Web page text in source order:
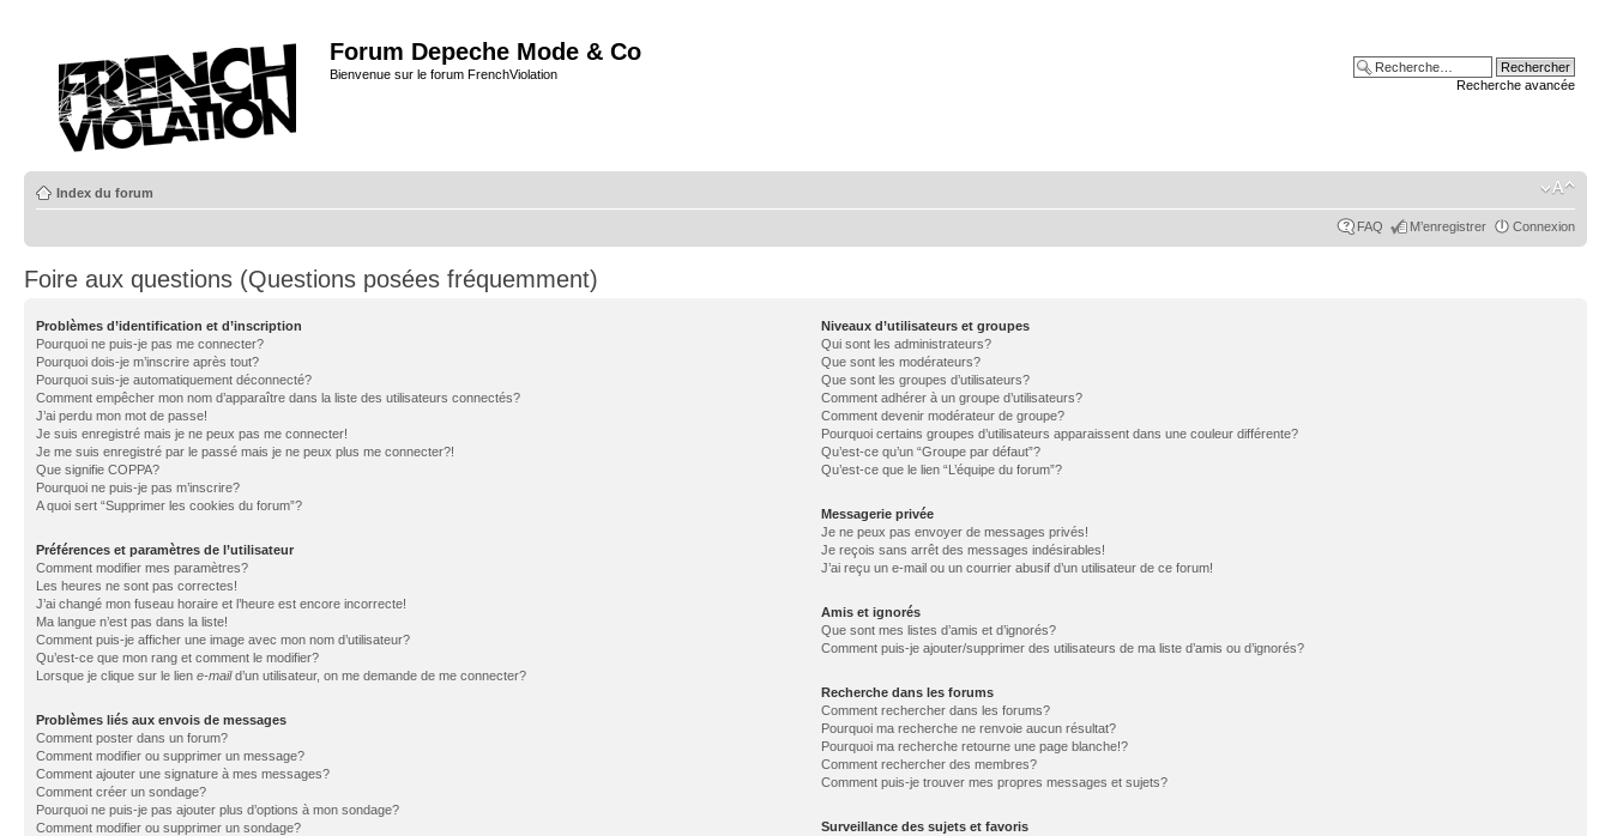
Forum Depeche Mode & Co
Bienvenue sur le forum FrenchViolation
Recherche avancée
Index du forum
FAQ M’enregistrer Connexion
Foire aux questions (Questions posées fréquemment)
Problèmes d’identification et d’inscription
Pourquoi ne puis-je pas me connecter?
Pourquoi dois-je m’inscrire après tout?
Pourquoi suis-je automatiquement déconnecté?
Comment empêcher mon nom d’apparaître dans la liste des utilisateurs connectés?
J’ai perdu mon mot de passe!
Je suis enregistré mais je ne peux pas me connecter!
Je me suis enregistré par le passé mais je ne peux plus me connecter?!
Que signifie COPPA?
Pourquoi ne puis-je pas m’inscrire?
A quoi sert “Supprimer les cookies du forum”?
Préférences et paramètres de l’utilisateur
Comment modifier mes paramètres?
Les heures ne sont pas correctes!
J’ai changé mon fuseau horaire et l’heure est encore incorrecte!
Ma langue n’est pas dans la liste!
Comment puis-je afficher une image avec mon nom d’utilisateur?
Qu’est-ce que mon rang et comment le modifier?
Lorsque je clique sur le lien e-maild’un utilisateur, on me demande de me connecter?
Problèmes liés aux envois de messages
Comment poster dans un forum?
Comment modifier ou supprimer un message?
Comment ajouter une signature à mes messages?
Comment créer un sondage?
Pourquoi ne puis-je pas ajouter plus d’options à mon sondage?
Comment modifier ou supprimer un sondage?
Niveaux d’utilisateurs et groupes
Qui sont les administrateurs?
Que sont les modérateurs?
Que sont les groupes d’utilisateurs?
Comment adhérer à un groupe d’utilisateurs?
Comment devenir modérateur de groupe?
Pourquoi certains groupes d’utilisateurs apparaissent dans une couleur différente?
Qu’est-ce qu’un “Groupe par défaut”?
Qu’est-ce que le lien “L’équipe du forum”?
Messagerie privée
Je ne peux pas envoyer de messages privés!
Je reçois sans arrêt des messages indésirables!
J’ai reçu un e-mail ou un courrier abusif d’un utilisateur de ce forum!
Amis et ignorés
Que sont mes listes d’amis et d’ignorés?
Comment puis-je ajouter/supprimer des utilisateurs de ma liste d’amis ou d’ignorés?
Recherche dans les forums
Comment rechercher dans les forums?
Pourquoi ma recherche ne renvoie aucun résultat?
Pourquoi ma recherche retourne une page blanche!?
Comment rechercher des membres?
Comment puis-je trouver mes propres messages et sujets?
Surveillance des sujets et favoris